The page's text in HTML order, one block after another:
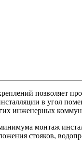
позволяет
в угол
инженерных
монтаж
стояков,